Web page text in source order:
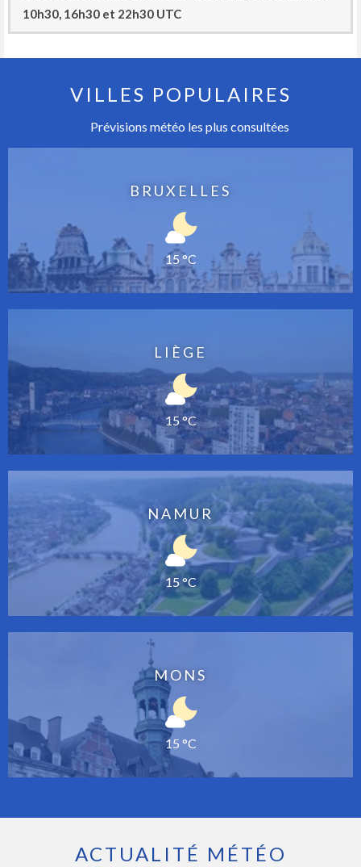
10h30, 16h30 et 22h30 UTC
VILLES POPULAIRES
Prévisions météo les plus consultées
BRUXELLES
15 °C
LIÈGE
15 °C
NAMUR
15 °C
MONS
15 °C
ACTUALITÉ MÉTÉO